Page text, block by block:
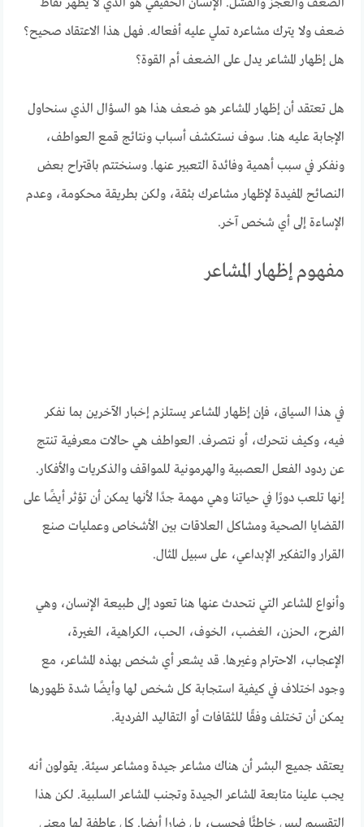
ضعف ولا يترك مشاعره تملي عليه أفعاله. فهل هذا الاعتقاد صحيح؟
هل إظهار المشاعر يدل على الضعف أم القوة؟
هل تعتقد أن إظهار المشاعر هو ضعف هذا هو السؤال الذي سنحاول
الإجابة عليه هنا. سوف نستكشف أسباب ونتائج قمع العواطف،
ونفكر في سبب أهمية وفائدة التعبير عنها. وسنختتم باقتراح بعض
النصائح المفيدة لإظهار مشاعرك بثقة، ولكن بطريقة محكومة، وعدم
الإساءة إلى أي شخص آخر.
مفهوم إظهار المشاعر
في هذا السياق، فإن إظهار المشاعر يستلزم إخبار الآخرين بما نفكر
فيه، وكيف نتحرك، أو نتصرف. العواطف هي حالات معرفية تنتج
عن ردود الفعل العصبية والهرمونية للمواقف والذكريات والأفكار.
إنها تلعب دورًا في حياتنا وهي مهمة جدًا لأنها يمكن أن تؤثر أيضًا على
القضايا الصحية ومشاكل العلاقات بين الأشخاص وعمليات صنع
القرار والتفكير الإبداعي، على سبيل المثال.
وأنواع المشاعر التي نتحدث عنها هنا تعود إلى طبيعة الإنسان، وهي
الفرح، الحزن، الغضب، الخوف، الحب، الكراهية، الغيرة،
الإعجاب، الاحترام وغيرها. قد يشعر أي شخص بهذه المشاعر، مع
وجود اختلاف في كيفية استجابة كل شخص لها وأيضًا شدة ظهورها
يمكن أن تختلف وفقًا للثقافات أو التقاليد الفردية.
يعتقد جميع البشر أن هناك مشاعر جيدة ومشاعر سيئة. يقولون أنه
يجب علينا متابعة المشاعر الجيدة وتجنب المشاعر السلبية. لكن هذا